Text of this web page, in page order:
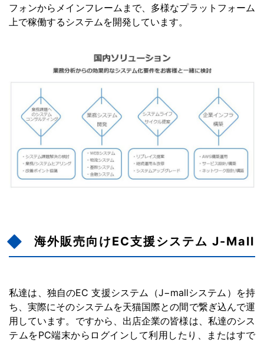
フォンからメインフレームまで、多様なプラットフォーム
上で稼働するシステムを開発しています。
海外販売向けEC支援システム J-Mall
私達は、独自のEC 支援システム（J−mallシステム）を持
ち、実際にそのシステムを天猫国際との間で繋ぎ込んで運
用しています。ですから、出店企業の皆様は、私達のシス
テムをPC端末からログインして利用したり、またはすで